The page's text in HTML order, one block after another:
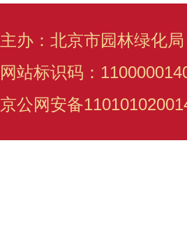
主办：北京市园林绿化
网站标识码：
京公网安备